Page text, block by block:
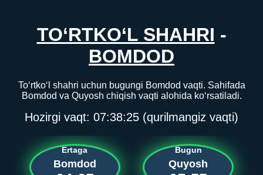
TO‘RTKO‘L SHAHRI -
BOMDOD
To‘rtko‘l shahri uchun bugungi Bomdod vaqti. Sahifada
Bomdod va Quyosh chiqish vaqti alohida ko‘rsatiladi.
Hozirgi vaqt: 07:38:25 (qurilmangiz vaqti)
Ertaga
Bomdod
Bugun
Quyosh